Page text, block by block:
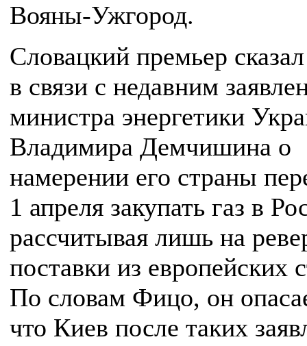
Вояны-Ужгород.
Словацкий премьер
в связи с недавним
министра энергетики
Владимира Демчишина о
намерении его страны
1 апреля закупать газ в
рассчитывая лишь на
поставки из европейских
По словам Фицо, он
что Киев после таких